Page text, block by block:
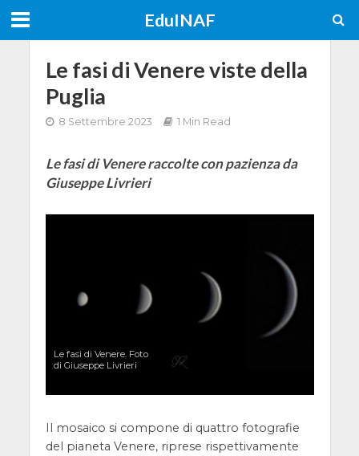
EduINAF
Le fasi di Venere viste della
Puglia
8 Settembre 2023 1 Min Read
Le fasi di Venere raccolte con pazienza da
Giuseppe Livrieri
Le fasi di Venere. Foto
di Giuseppe Livrieri
Il mosaico si compone di quattro fotografie
del pianeta Venere, riprese rispettivamente